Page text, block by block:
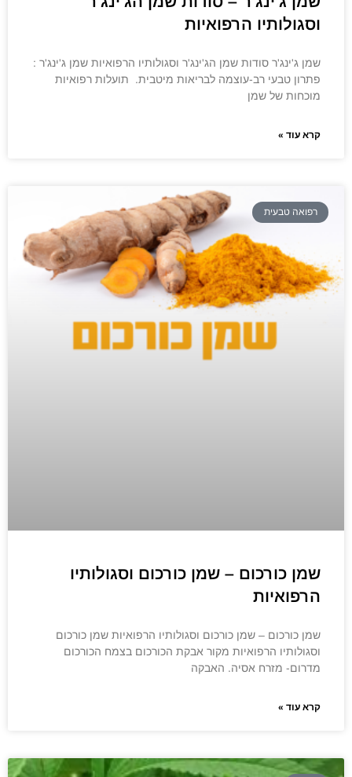
וסגולותיו הרפואיות
שמן ג'ינג'ר סודות שמן הג'ינג'ר וסגולותיו הרפואיות שמן ג'ינג'ר :
פתרון טבעי רב-עוצמה לבריאות מיטבית. תועלות רפואיות
מוכחות של שמן
קרא עוד »
רפואה טבעית
שמן כורכום – שמן כורכום וסגולותיו
הרפואיות
שמן כורכום – שמן כורכום וסגולותיו הרפואיות שמן כורכום
וסגולותיו הרפואיות מקור אבקת הכורכום בצמח הכורכום
מדרום- מזרח אסיה. האבקה
קרא עוד »